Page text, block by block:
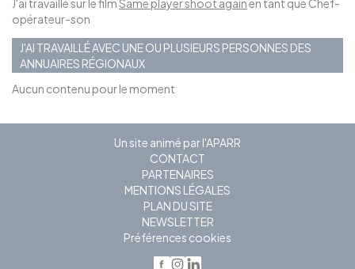
J'ai travaillé sur le filmSame player shoot againen tant que Chef-
opérateur-son
J'AI TRAVAILLÉ AVEC UNE OU PLUSIEURS PERSONNES DES
ANNUAIRES RÉGIONAUX
Aucun contenu pour le moment
Un site animé par l'APARR
CONTACT
PARTENAIRES
MENTIONS LÉGALES
PLAN DU SITE
NEWSLETTER
Préférences cookies